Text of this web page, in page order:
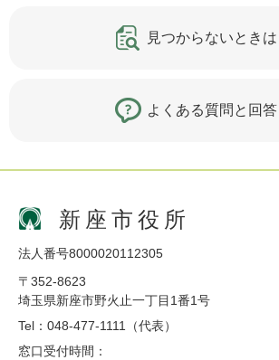
見つからないときは
よくある質問と回答
新座市役所
法人番号8000020112305
〒352-8623
埼玉県新座市野火止一丁目1番1号
Tel：048-477-1111（代表）
窓口受付時間：